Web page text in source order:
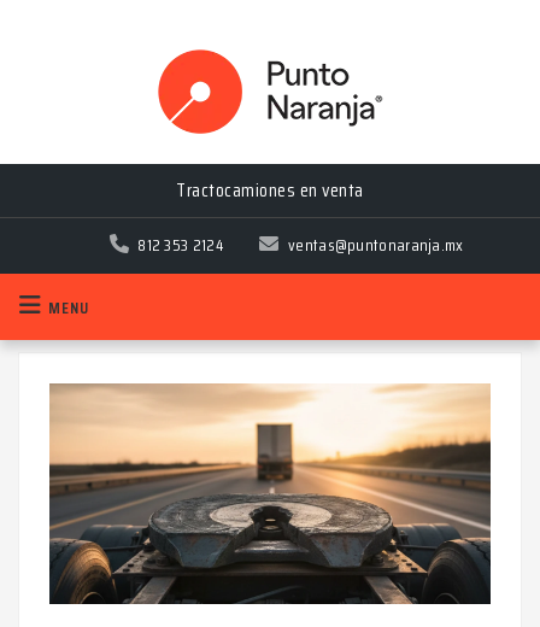
Tractocamiones en venta
812 353 2124 ventas@puntonaranja.mx
MENU